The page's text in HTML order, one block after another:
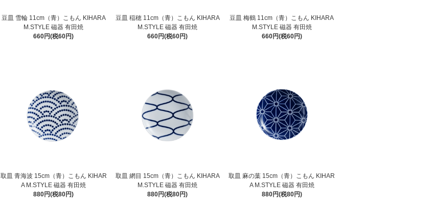
豆皿 雪輪 11cm（青）こもん KIHARA
M.STYLE 磁器 有田焼
660円(税60円)
豆皿 稲穂 11cm（青）こもん KIHARA
M.STYLE 磁器 有田焼
660円(税60円)
豆皿 梅鶴 11cm（青）こもん KIHARA
M.STYLE 磁器 有田焼
660円(税60円)
取皿 青海波 15cm（青）こもん KIHAR
A M.STYLE 磁器 有田焼
880円(税80円)
取皿 網目 15cm（青）こもん KIHARA
M.STYLE 磁器 有田焼
880円(税80円)
取皿 麻の葉 15cm（青）こもん KIHAR
A M.STYLE 磁器 有田焼
880円(税80円)